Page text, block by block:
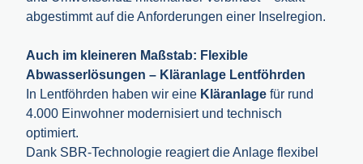
abgestimmt auf die Anforderungen einer Inselregion.
Auch im kleineren Maßstab: Flexible
Abwasserlösungen – Kläranlage Lentföhrden
In Lentföhrden haben wir eine Kläranlage für rund
4.000 Einwohner modernisiert und technisch
optimiert.
Dank SBR-Technologie reagiert die Anlage flexibel